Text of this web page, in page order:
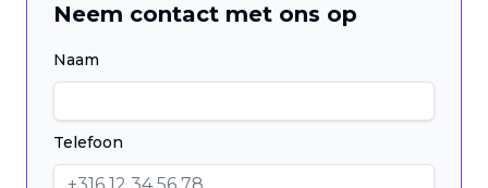
Neem contact met ons op
Naam
Telefoon